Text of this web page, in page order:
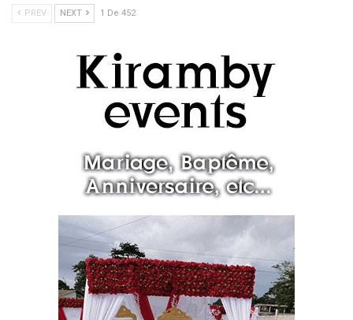
PREV NEXT 1 De 452